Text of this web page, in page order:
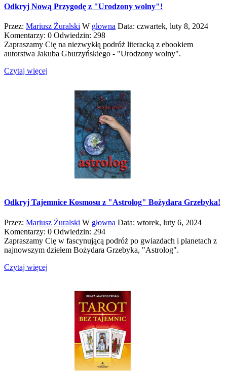
Odkryj Nową Przygodę z "Urodzony wolny"!
Przez: Mariusz Żuralski W głowna Data: czwartek, luty 8, 2024
Komentarzy: 0 Odwiedzin: 298
Zapraszamy Cię na niezwykłą podróż literacką z ebookiem
autorstwa Jakuba Gburzyńskiego - "Urodzony wolny".
Czytaj więcej
Odkryj Tajemnice Kosmosu z "Astrolog" Bożydara Grzebyka!
Przez: Mariusz Żuralski W głowna Data: wtorek, luty 6, 2024
Komentarzy: 0 Odwiedzin: 294
Zapraszamy Cię w fascynującą podróż po gwiazdach i planetach z
najnowszym dziełem Bożydara Grzebyka, "Astrolog".
Czytaj więcej